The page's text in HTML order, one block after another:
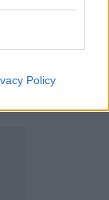
Policy